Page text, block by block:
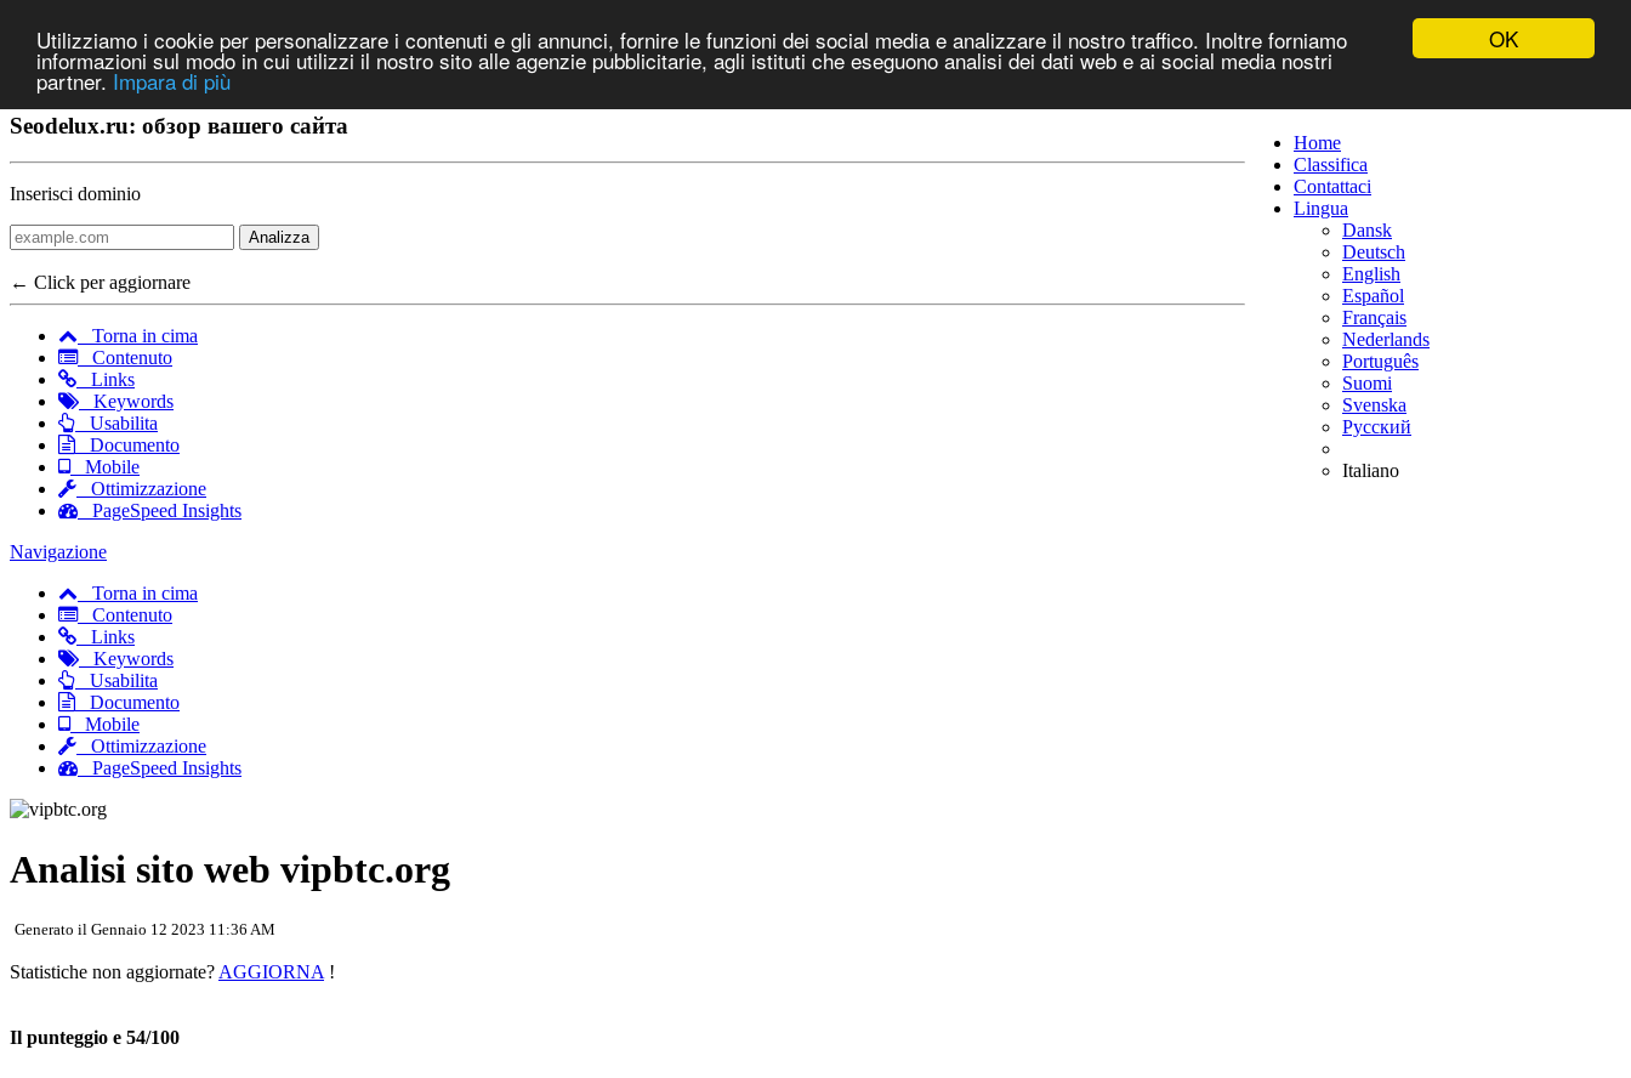
OK
Utilizziamo i cookie per personalizzare i contenuti e gli annunci, fornire le funzioni dei social media e analizzare il nostro traffico. Inoltre forniamo
informazioni sul modo in cui utilizzi il nostro sito alle agenzie pubblicitarie, agli istituti che eseguono analisi dei dati web e ai social media nostri
partner. Impara di più
Home
Classifica
Contattaci
Lingua
Dansk
Deutsch
English
Español
Français
Nederlands
Português
Suomi
Svenska
Русский
Italiano
Seodelux.ru: обзор вашего сайта
Inserisci dominio
Analizza
← Click per aggiornare
Torna in cima
Contenuto
Links
Keywords
Usabilita
Documento
Mobile
Ottimizzazione
PageSpeed Insights
Navigazione
Torna in cima
Contenuto
Links
Keywords
Usabilita
Documento
Mobile
Ottimizzazione
PageSpeed Insights
Analisi sito web vipbtc.org
Generato il Gennaio 12 2023 11:36 AM
Statistiche non aggiornate? AGGIORNA !
Il punteggio e 54/100